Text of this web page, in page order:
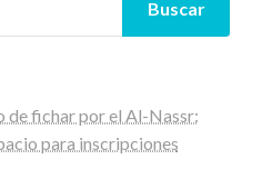
Buscar
de fichar por el Al-Nassr:
para inscripciones